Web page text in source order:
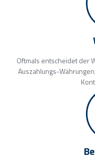
Oftmals entscheidet der
Auszahlungs-